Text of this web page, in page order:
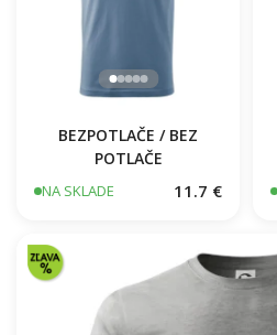
BEZPOTLAČE / BEZ
POTLAČE
NA SKLADE 11.7 €